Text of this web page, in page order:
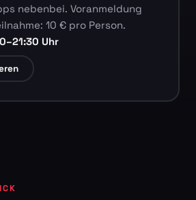
nebenbei. Voranmeldung
10 € pro Person.
Uhr